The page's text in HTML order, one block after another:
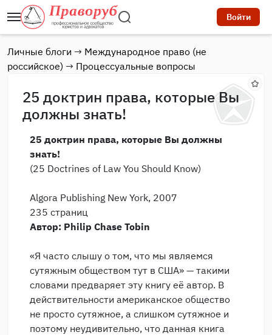
Войти
Личные блоги → Международное право (не
российское) → Процессуальные вопросы
25 доктрин права, которые Вы
должны знать!
25 доктрин права, которые Вы должны
знать!
(25 Doctrines of Law You Should Know)
Algora Publishing New York, 2007
235 страниц
Автор: Philip Chase Tobin
«Я часто слышу о том, что мы являемся
сутяжным обществом тут в США» — такими
словами предваряет эту книгу её автор. В
действительности американское общество
не просто сутяжное, а слишком сутяжное и
поэтому неудивительно, что данная книга